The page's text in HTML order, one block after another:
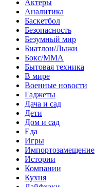
Актеры
Аналитика
Баскетбол
Безопасность
Безумный мир
Биатлон/Лыжи
Бокс/MMA
Бытовая техника
В мире
Военные новости
Гаджеты
Дача и сад
Дети
Дом и сад
Еда
Игры
Импортозамещение
Истории
Компании
Кухня